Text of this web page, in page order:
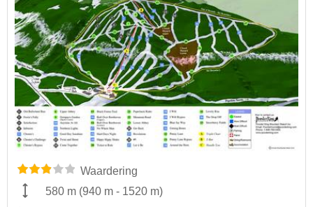
Waardering
580 m (940 m - 1520 m)